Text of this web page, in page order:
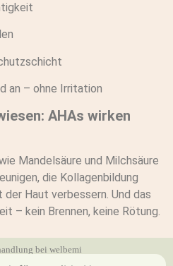
an – ohne Irritation
AHAs wirken
Mandelsäure und Milchsäure
die Kollagenbildung
Haut verbessern. Und das
– kein Brennen, keine Rötung.
bei welbemi